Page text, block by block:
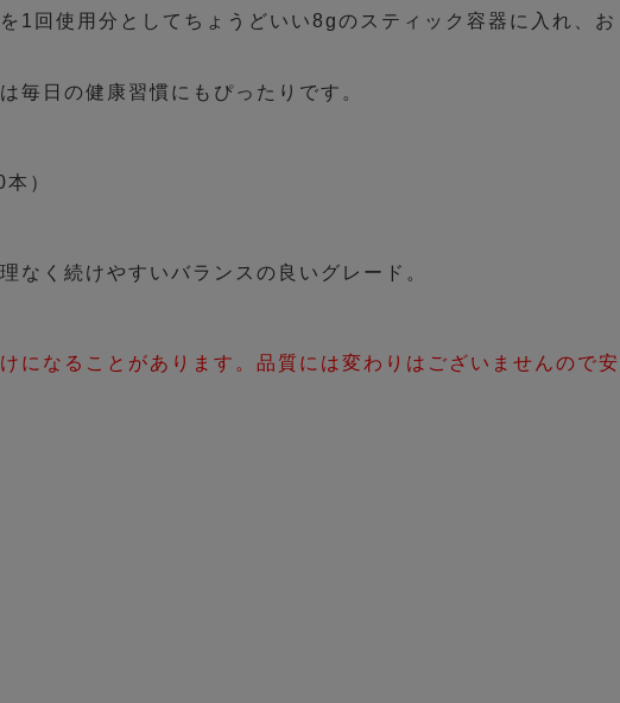
1回使用分としてちょうどいい8gのスティック容器に入れ、お
毎日の健康習慣にもぴったりです。
）
なく続けやすいバランスの良いグレード。
なることがあります。品質には変わりはございませんので安